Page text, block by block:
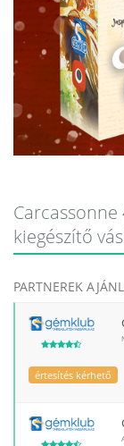
kiegészítő
PARTNEREK
értesítés kérhető